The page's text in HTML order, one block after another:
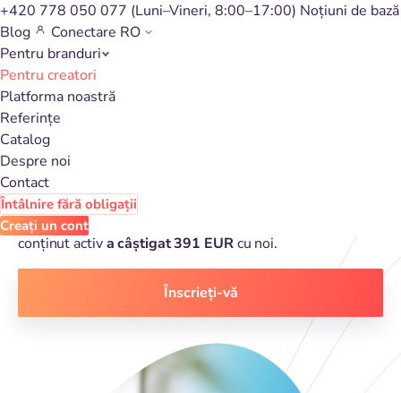
+420 778 050 077 (Luni–Vineri, 8:00–17:00) Noțiuni de bază
Blog
Conectare RO
Pentru branduri
Pentru creatori
Platforma noastră
Referințe
Catalog
Despre noi
Contact
Întâlnire fără obligații
Creați un cont
Înscrieți-vă și câștigați prin
crearea de conținut online
În eHUB, există750 programe de afiliere
puteți promova. Luna trecută, în medie, un creator de
conținut activa câștigat 391 EURcu noi.
Înscrieți-vă